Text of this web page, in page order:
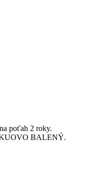
poťah 2 roky.
BALENÝ.